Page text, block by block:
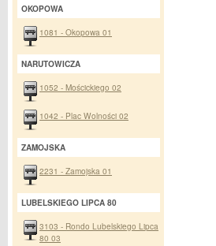
OKOPOWA
1081 - Okopowa 01
NARUTOWICZA
1052 - Mościckiego 02
1042 - Plac Wolności 02
ZAMOJSKA
2231 - Zamojska 01
LUBELSKIEGO LIPCA 80
3103 - Rondo Lubelskiego Lipca
80 03